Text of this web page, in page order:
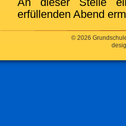
erfüllenden Abend
© 2026